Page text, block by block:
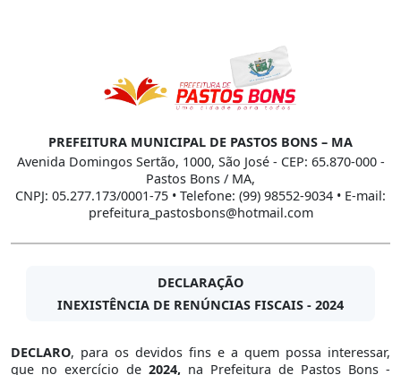
PREFEITURA MUNICIPAL DE PASTOS BONS – MA
Avenida Domingos Sertão, 1000, São José - CEP: 65.870-000 -
Pastos Bons / MA,
CNPJ: 05.277.173/0001-75 • Telefone: (99) 98552-9034 • E-mail:
prefeitura_pastosbons@hotmail.com
DECLARAÇÃO
INEXISTÊNCIA DE RENÚNCIAS FISCAIS - 2024
DECLARO, para os devidos fins e a quem possa interessar,
que no exercício de 2024, na Prefeitura de Pastos Bons -